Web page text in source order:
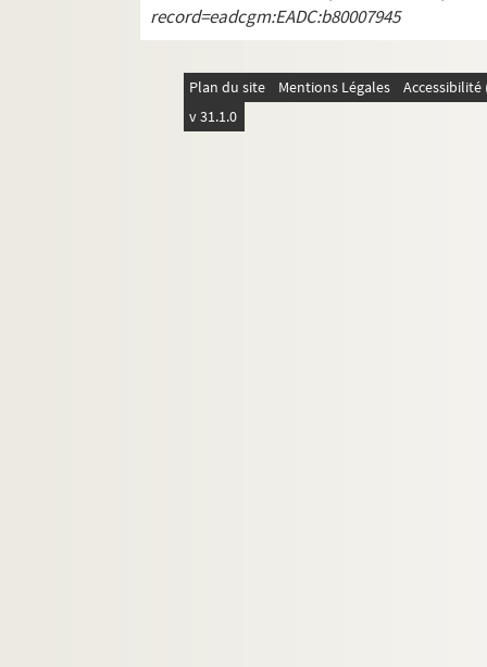
record=eadcgm:EADC:b80007945
Plan du site Mentions Légales
v 31.1.0